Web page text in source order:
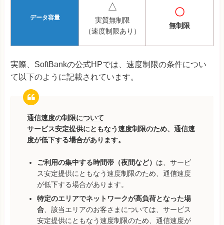
データ容量
△
実質無制限
（速度制限あり）
〇
無制限
実際、SoftBankの公式HPでは、速度制限の条件につい
て以下のように記載されています。
通信速度の制限について
サービス安定提供にともなう速度制限のため、通信速
度が低下する場合があります。
ご利用の集中する時間帯（夜間など） は、サービ
ス安定提供にともなう速度制限のため、通信速度
が低下する場合があります。
特定のエリアでネットワークが高負荷となった場
合 、該当エリアのお客さまについては、サービス
安定提供にともなう速度制限のため、通信速度が